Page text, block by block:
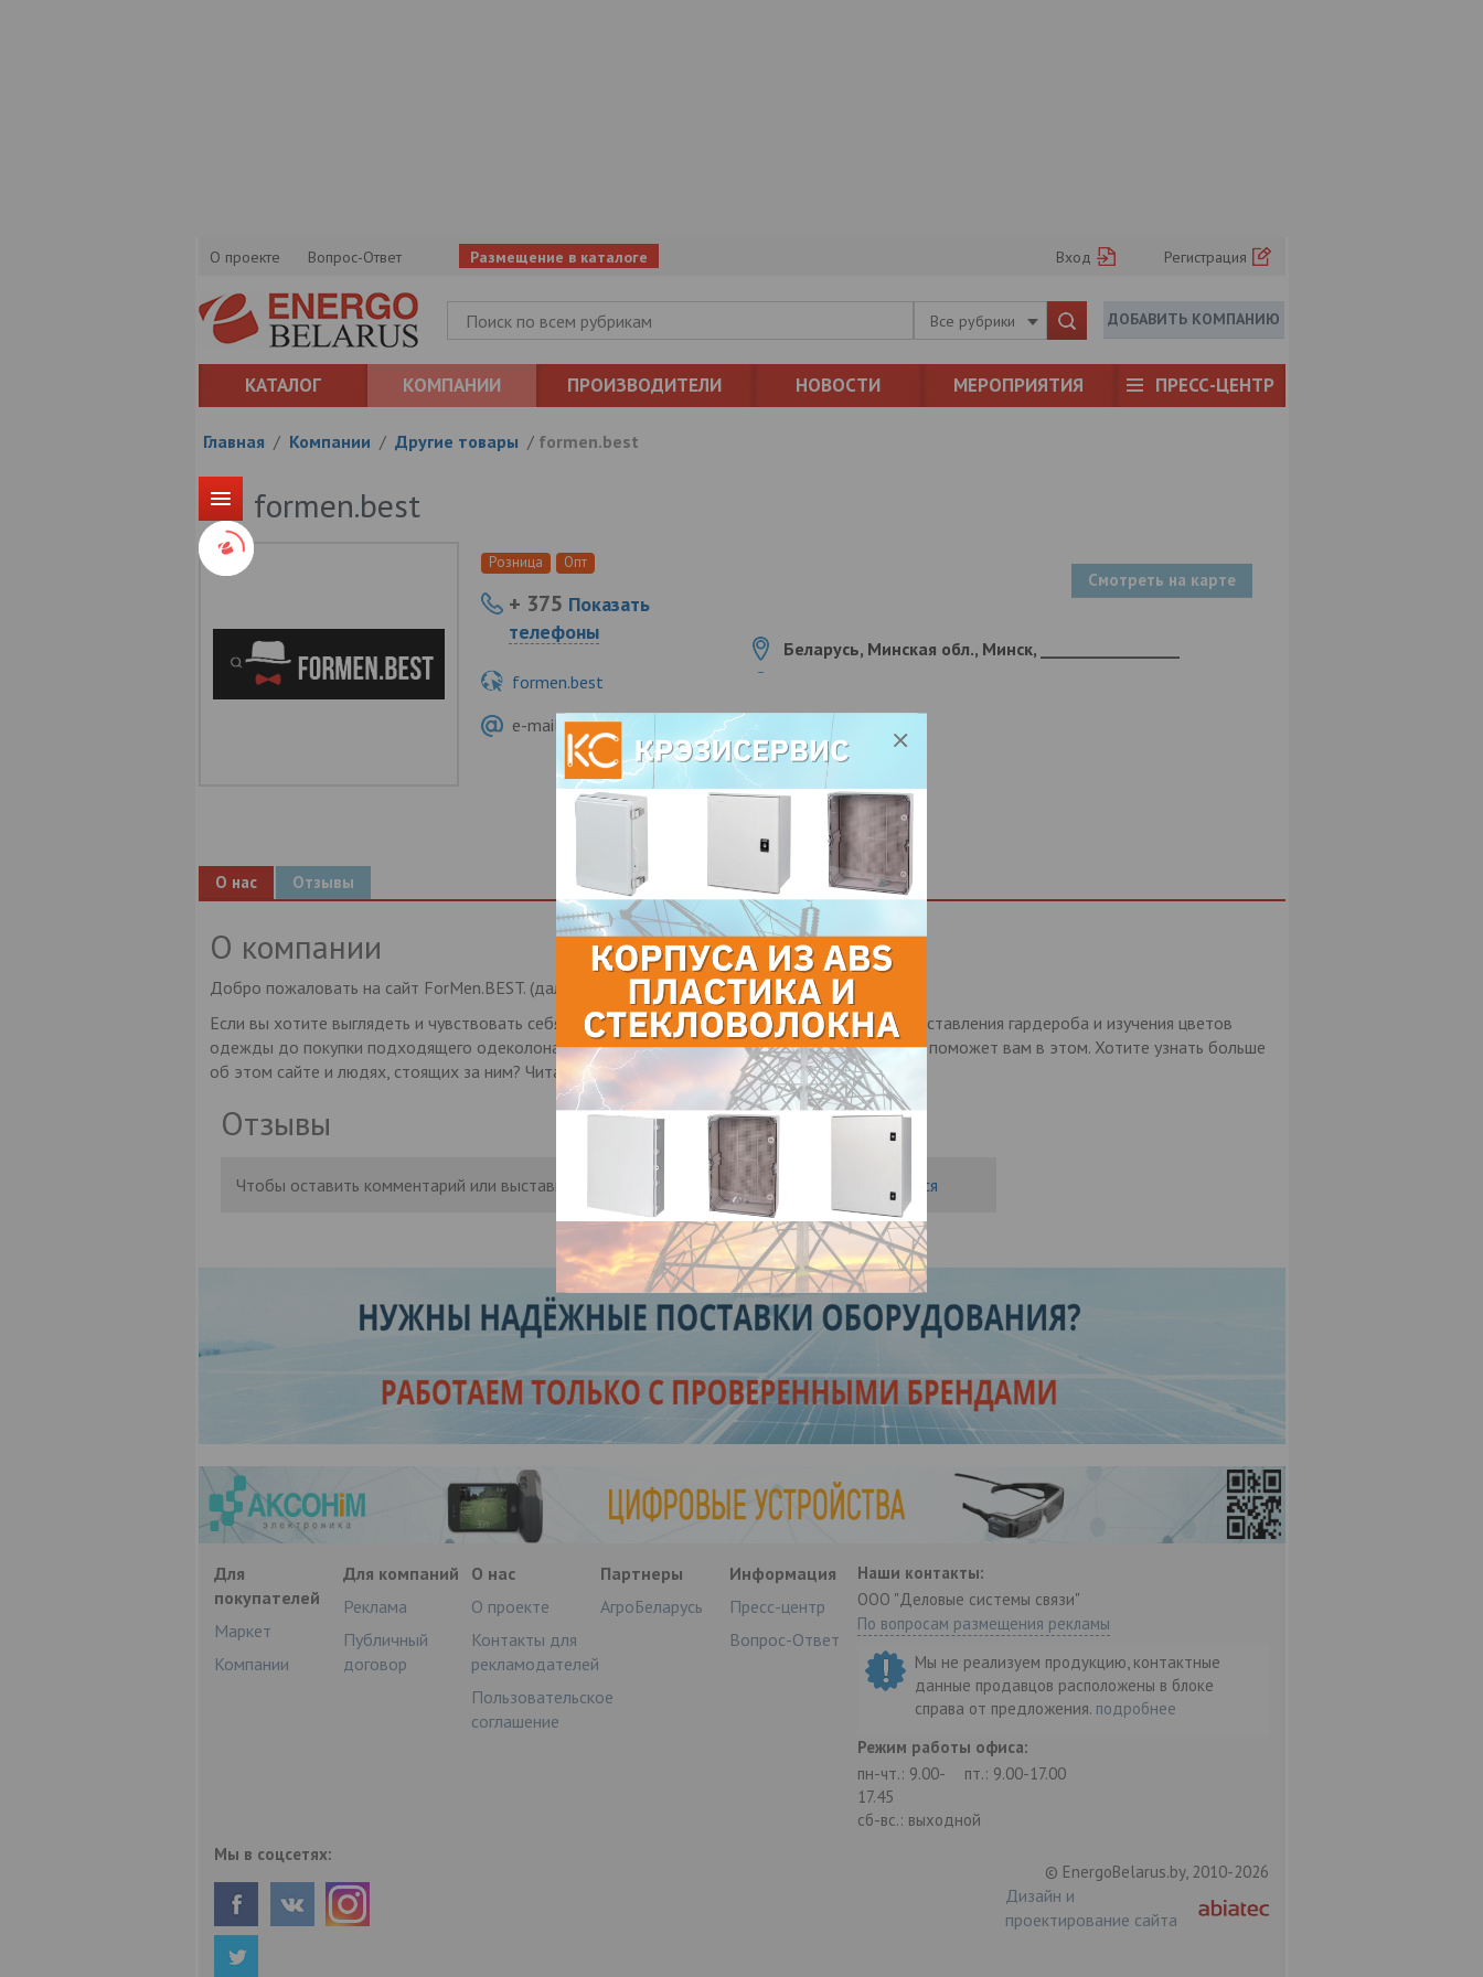
О проекте Вопрос-Ответ Размещение в каталоге Вход Регистрация
Все рубрики ДОБАВИТЬ КОМПАНИЮ
КАТАЛОГ КОМПАНИИ ПРОИЗВОДИТЕЛИ НОВОСТИ МЕРОПРИЯТИЯ ПРЕСС-ЦЕНТР
Главная / Компании / Другие товары / formen.best
formen.best
Розница Опт
+ 375 Показать
телефоны
formen.best
e-mail:support@formen.best
Смотреть на карте
Беларусь, Минская обл., Минск, __________________
О нас Отзывы
О компании
Добро пожаловать на сайт ForMen.BEST. (далее — FMB)
Если вы хотите выглядеть и чувствовать себя на миллион баксов, вы попали по адресу. От составления гардероба и изучения цветов
одежды до покупки подходящего одеколона и поиска следующей любимой прически — FMB поможет вам в этом. Хотите узнать больше
об этом сайте и людях, стоящих за ним? Читайте дальше…
Отзывы
Чтобы оставить комментарий или выставить рейтинг, нужно Войтиили Зарегистрироваться
Для
покупателей
Маркет
Компании
Для компаний
Реклама
Публичный
договор
О нас
О проекте
Контакты для
рекламодателей
Пользовательское
соглашение
Партнеры
АгроБеларусь
Информация
Пресс-центр
Вопрос-Ответ
Наши контакты:
ООО "Деловые системы связи"
По вопросам размещения рекламы
Мы не реализуем продукцию, контактные
данные продавцов расположены в блоке
справа от предложения. подробнее
Режим работы офиса:
пн-чт.: 9.00-
17.45
пт.: 9.00-17.00
сб-вс.: выходной
Мы в соцсетях:
© EnergoBelarus.by, 2010-2026
Дизайн и
проектирование сайта